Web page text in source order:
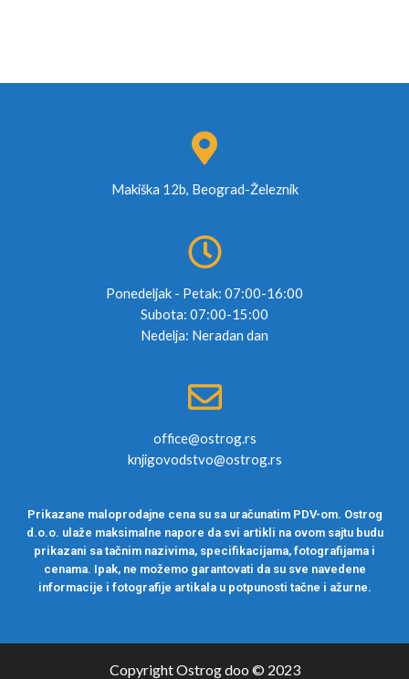
Makiška 12b, Beograd-Železnik
Ponedeljak - Petak: 07:00-16:00
Subota: 07:00-15:00
Nedelja: Neradan dan
office@ostrog.rs
knjigovodstvo@ostrog.rs
Prikazane maloprodajne cena su sa uračunatim PDV-om. Ostrog
d.o.o. ulaže maksimalne napore da svi artikli na ovom sajtu budu
prikazani sa tačnim nazivima, specifikacijama, fotografijama i
cenama. Ipak, ne možemo garantovati da su sve navedene
informacije i fotografije artikala u potpunosti tačne i ažurne.
Copyright Ostrog doo © 2023